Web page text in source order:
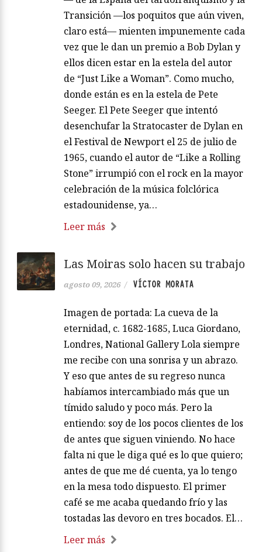
Transición —los poquitos que aún viven,
claro está— mienten impunemente cada
vez que le dan un premio a Bob Dylan y
ellos dicen estar en la estela del autor
de “Just Like a Woman”. Como mucho,
donde están es en la estela de Pete
Seeger. El Pete Seeger que intentó
desenchufar la Stratocaster de Dylan en
el Festival de Newport el 25 de julio de
1965, cuando el autor de “Like a Rolling
Stone” irrumpió con el rock en la mayor
celebración de la música folclórica
estadounidense, ya…
Leer más
Las Moiras solo hacen su trabajo
agosto 09, 2026 / VÍCTOR MORATA
Imagen de portada: La cueva de la
eternidad, c. 1682-1685, Luca Giordano,
Londres, National Gallery Lola siempre
me recibe con una sonrisa y un abrazo.
Y eso que antes de su regreso nunca
habíamos intercambiado más que un
tímido saludo y poco más. Pero la
entiendo: soy de los pocos clientes de los
de antes que siguen viniendo. No hace
falta ni que le diga qué es lo que quiero;
antes de que me dé cuenta, ya lo tengo
en la mesa todo dispuesto. El primer
café se me acaba quedando frío y las
tostadas las devoro en tres bocados. El…
Leer más